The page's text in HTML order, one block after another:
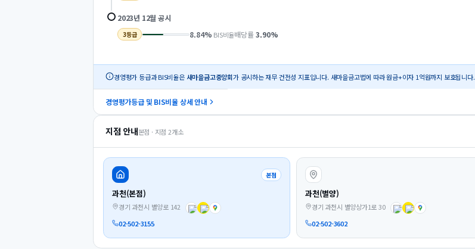
2023년 12월 공시
3등급 8.84% BIS비율배당률 3.90%
경영평가 등급과 BIS비율은 새마을금고중앙회가 공시하는 재무 건전성 지표입니다. 새마을금고법에 따라 원금+이자 1억원까지 보호됩니다.
경영평가등급 및 BIS비율 상세 안내
지점 안내본점 · 지점 2개소
본점
과천(본점)
경기 과천시 별양로 142
02-502-3155
과천(별양)
경기 과천시 별양상가1로 30
02-502-3602